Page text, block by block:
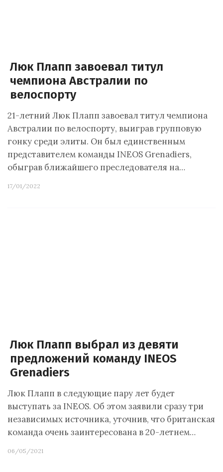
Люк Плапп завоевал титул
чемпиона Австралии по
велоспорту
21-летний Люк Плапп завоевал титул чемпиона
Австралии по велоспорту, выиграв групповую
гонку среди элиты. Он был единственным
представителем команды INEOS Grenadiers,
обыграв ближайшего преследователя на…
17/01/2022
Люк Плапп выбрал из девяти
предложений команду INEOS
Grenadiers
Люк Плапп в следующие пару лет будет
выступать за INEOS. Об этом заявили сразу три
независимых источника, уточнив, что британская
команда очень заинтересована в 20-летнем…
06/05/2021